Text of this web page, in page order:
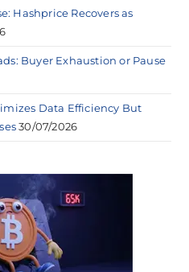
Hashprice Recovers as
Buyer Exhaustion or Pause
Data Efficiency But
30/07/2026